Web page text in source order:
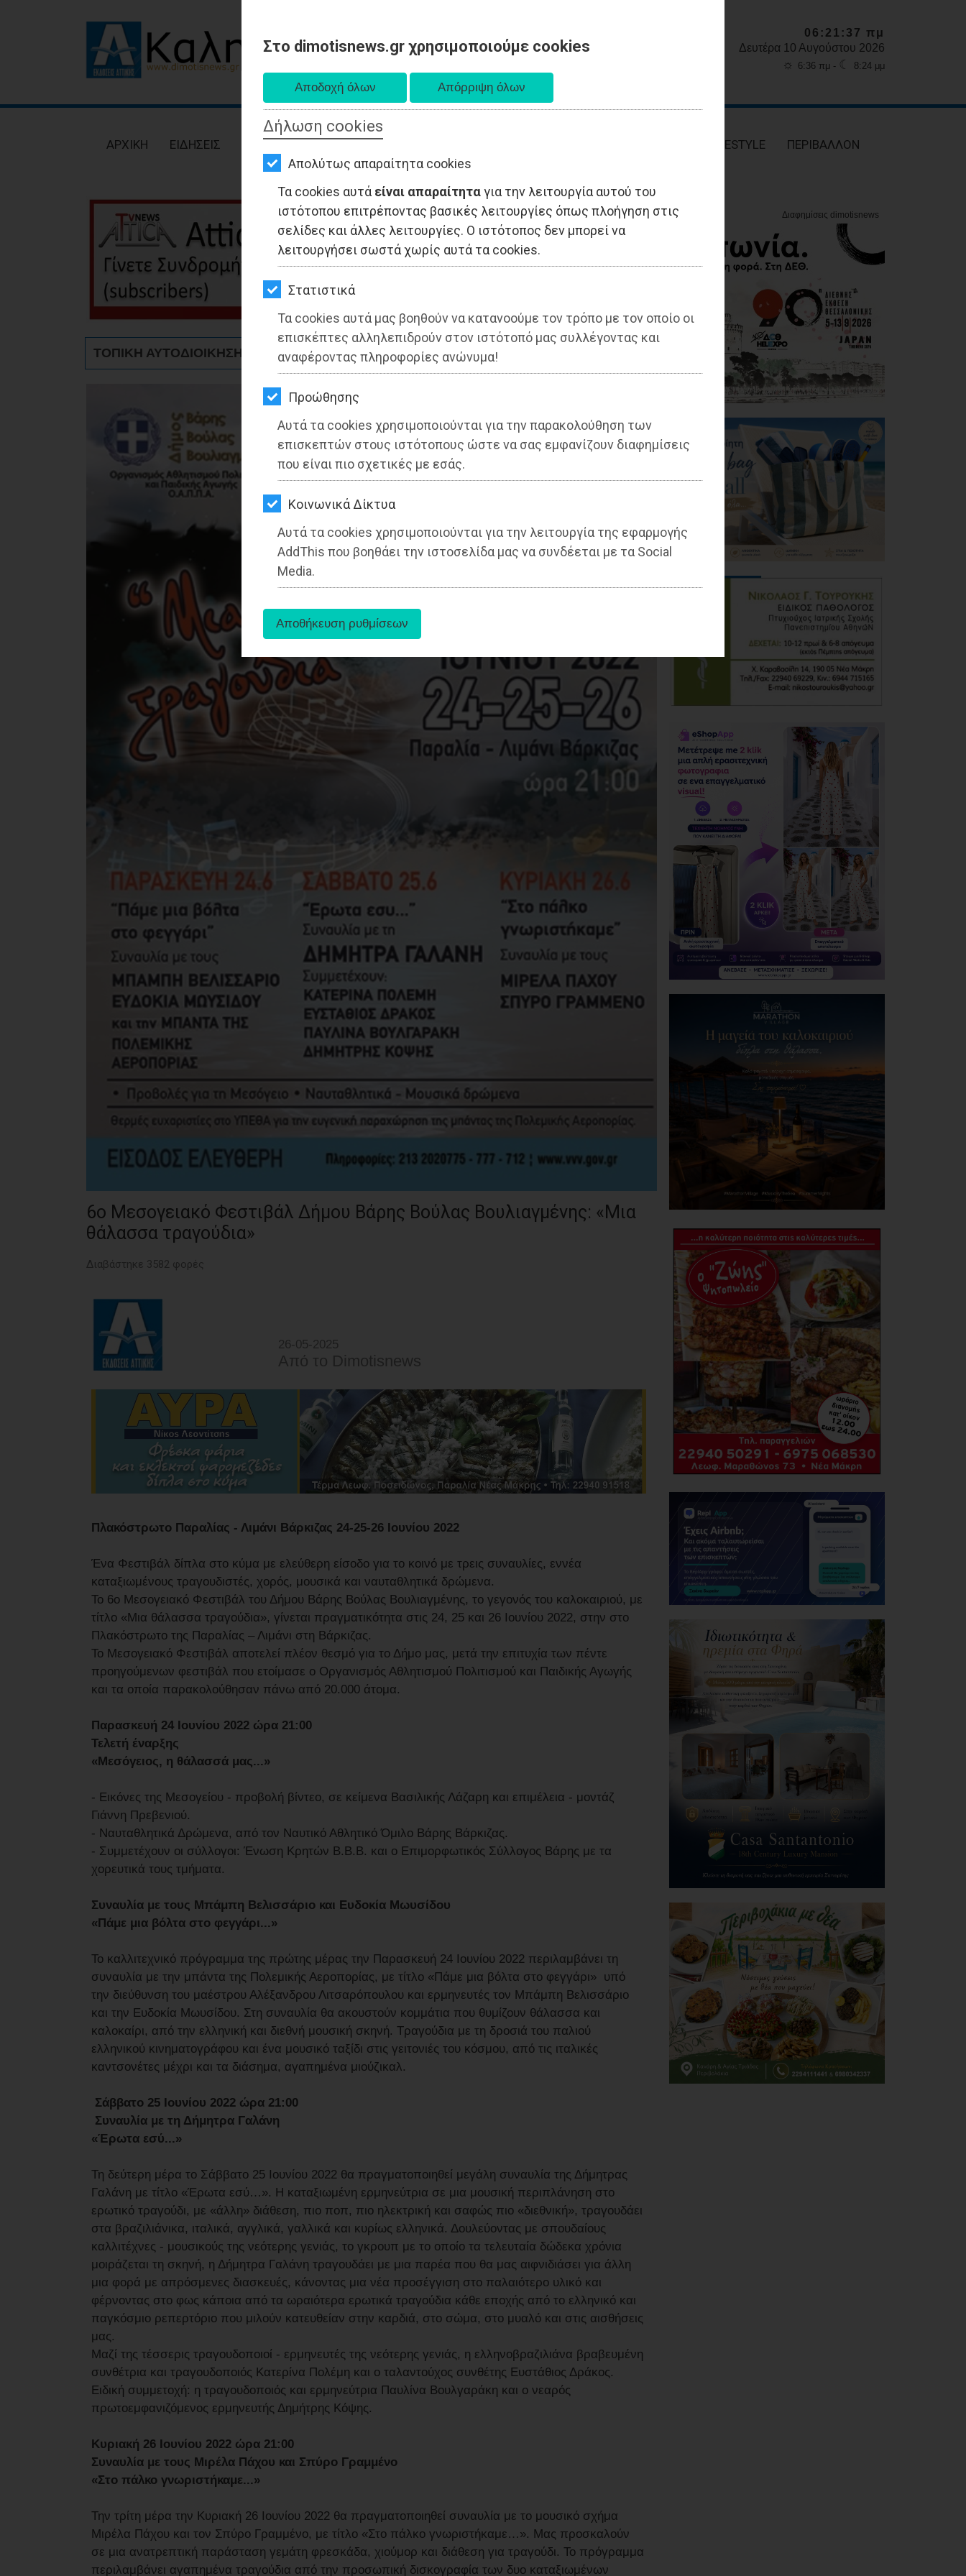
Στο dimotisnews.gr χρησιμοποιούμε cookies
Δήλωση cookies
Απολύτως απαραίτητα cookies
Τα cookies αυτά είναι απαραίτηταγια την λειτουργία αυτού του
ιστότοπου επιτρέποντας βασικές λειτουργίες όπως πλοήγηση στις
σελίδες και άλλες λειτουργίες. Ο ιστότοπος δεν μπορεί να
λειτουργήσει σωστά χωρίς αυτά τα cookies.
Στατιστικά
Τα cookies αυτά μας βοηθούν να κατανοούμε τον τρόπο με τον οποίο οι
επισκέπτες αλληλεπιδρούν στον ιστότοπό μας συλλέγοντας και
αναφέροντας πληροφορίες ανώνυμα!
Προώθησης
Αυτά τα cookies χρησιμοποιούνται για την παρακολούθηση των
επισκεπτών στους ιστότοπους ώστε να σας εμφανίζουν διαφημίσεις
που είναι πιο σχετικές με εσάς.
Kοινωνικά Δίκτυα
Αυτά τα cookies χρησιμοποιούνται για την λειτουργία της εφαρμογής
AddThis που βοηθάει την ιστοσελίδα μας να συνδέεται με τα Social
Media.
ΕΙΔΗΣΕΙΣ
ΟΙΚΟΝΟΜΙΑ
ΑΘΛΗΤΙΣΜΟΣ
ΠΟΛΙΤΙΣΜΟΣ
ΕΦΗΜΕΡΙΔΕΣ
06:21:39 πμ
Δευτέρα 10 Αυγούστου 2026
☼ 6:36 πμ - ☾ 8:24 μμ
AΡΧΙΚΗ ΕΙΔΗΣΕΙΣ LIFESTYLE ΠΕΡΙΒΑΛΛΟΝ
ΤΟΠΙΚΗ ΑΥΤΟΔΙΟΙΚΗΣΗ - Βούλα
6ο Μεσογειακό Φεστιβάλ Δήμου Βάρης Βούλας Βουλιαγμένης: «Μια
θάλασσα τραγούδια»
Διαβάστηκε 3582 φορές
26-05-2025
Από τo Dimotisnews
Πλακόστρωτο Παραλίας - Λιμάνι Βάρκιζας 24-25-26 Ιουνίου 2022
Ένα Φεστιβάλ δίπλα στο κύμα με ελεύθερη είσοδο για το κοινό με τρεις συναυλίες, εννέα
καταξιωμένους τραγουδιστές, χορός, μουσικά και ναυταθλητικά δρώμενα.
Το 6ο Μεσογειακό Φεστιβάλ του Δήμου Βάρης Βούλας Βουλιαγμένης, το γεγονός του καλοκαιριού, με
τίτλο «Μια θάλασσα τραγούδια», γίνεται πραγματικότητα στις 24, 25 και 26 Ιουνίου 2022, στην στο
Πλακόστρωτο της Παραλίας – Λιμάνι στη Βάρκιζας.
Το Μεσογειακό Φεστιβάλ αποτελεί πλέον θεσμό για το Δήμο μας, μετά την επιτυχία των πέντε
προηγούμενων φεστιβάλ που ετοίμασε ο Οργανισμός Αθλητισμού Πολιτισμού και Παιδικής Αγωγής
και τα οποία παρακολούθησαν πάνω από 20.000 άτομα.
Παρασκευή 24 Ιουνίου 2022 ώρα 21:00
Τελετή έναρξης
«Μεσόγειος, η θάλασσά μας...»
- Εικόνες της Μεσογείου - προβολή βίντεο, σε κείμενα Βασιλικής Λάζαρη και επιμέλεια - μοντάζ
Γιάννη Πρεβενιού.
- Ναυταθλητικά Δρώμενα, από τον Ναυτικό Αθλητικό Όμιλο Βάρης Βάρκιζας.
- Συμμετέχουν οι σύλλογοι: Ένωση Κρητών Β.Β.Β. και ο Επιμορφωτικός Σύλλογος Βάρης με τα
χορευτικά τους τμήματα.
Συναυλία με τους Μπάμπη Βελισσάριο και Ευδοκία Μωυσίδου
«Πάμε μια βόλτα στο φεγγάρι...»
Το καλλιτεχνικό πρόγραμμα της πρώτης μέρας την Παρασκευή 24 Ιουνίου 2022 περιλαμβάνει τη
συναυλία με την μπάντα της Πολεμικής Αεροπορίας, με τίτλο «Πάμε μια βόλτα στο φεγγάρι» υπό
την διεύθυνση του μαέστρου Αλέξανδρου Λιτσαρόπουλου και ερμηνευτές τον Μπάμπη Βελισσάριο
και την Ευδοκία Μωυσίδου. Στη συναυλία θα ακουστούν κομμάτια που θυμίζουν θάλασσα και
καλοκαίρι, από την ελληνική και διεθνή μουσική σκηνή. Τραγούδια με τη δροσιά του παλιού
ελληνικού κινηματογράφου και ένα μουσικό ταξίδι στις γειτονιές του κόσμου, από τις ιταλικές
καντσονέτες μέχρι και τα διάσημα, αγαπημένα μιούζικαλ.
Σάββατο 25 Ιουνίου 2022 ώρα 21:00
Συναυλία με τη Δήμητρα Γαλάνη
«Έρωτα εσύ...»
Τη δεύτερη μέρα το Σάββατο 25 Ιουνίου 2022 θα πραγματοποιηθεί μεγάλη συναυλία της Δήμητρας
Γαλάνη με τίτλο «Έρωτα εσύ…». Η καταξιωμένη ερμηνεύτρια σε μια μουσική περιπλάνηση στο
ερωτικό τραγούδι, με «άλλη» διάθεση, πιο ποπ, πιο ηλεκτρική και σαφώς πιο «διεθνική», τραγουδάει
στα βραζιλιάνικα, ιταλικά, αγγλικά, γαλλικά και κυρίως ελληνικά. Δουλεύοντας με σπουδαίους
καλλιτέχνες - μουσικούς της νεότερης γενιάς, το γκρουπ με το οποίο τα τελευταία δώδεκα χρόνια
μοιράζεται τη σκηνή, η Δήμητρα Γαλάνη τραγουδάει με μια παρέα που θα μας αιφνιδιάσει για άλλη
μια φορά με απρόσμενες διασκευές, κάνοντας μια νέα προσέγγιση στο παλαιότερο υλικό και
φέρνοντας στο φως κάποια από τα ωραιότερα ερωτικά τραγούδια κάθε εποχής από το ελληνικό και
παγκόσμιο ρεπερτόριο που μιλούν κατευθείαν στην καρδιά, στο σώμα, στο μυαλό και στις αισθήσεις
μας.
Μαζί της τέσσερις τραγουδοποιοί - ερμηνευτές της νεότερης γενιάς, η ελληνοβραζιλιάνα βραβευμένη
συνθέτρια και τραγουδοποιός Κατερίνα Πολέμη και ο ταλαντούχος συνθέτης Ευστάθιος Δράκος.
Ειδική συμμετοχή: η τραγουδοποιός και ερμηνεύτρια Παυλίνα Βουλγαράκη και ο νεαρός
πρωτοεμφανιζόμενος ερμηνευτής Δημήτρης Κόψης.
Κυριακή 26 Ιουνίου 2022 ώρα 21:00
Συναυλία με τους Μιρέλα Πάχου και Σπύρο Γραμμένο
«Στο πάλκο γνωριστήκαμε...»
Την τρίτη μέρα την Κυριακή 26 Ιουνίου 2022 θα πραγματοποιηθεί συναυλία με το μουσικό σχήμα
Μιρέλα Πάχου και τον Σπύρο Γραμμένο, με τίτλο «Στο πάλκο γνωριστήκαμε…». Μας προσκαλούν
σε μια ανατρεπτική παράσταση γεμάτη φρεσκάδα, χιούμορ και διάθεση για τραγούδι. Το πρόγραμμα
περιλαμβάνει αγαπημένα τραγούδια από την προσωπική δισκογραφία των δυο καταξιωμένων